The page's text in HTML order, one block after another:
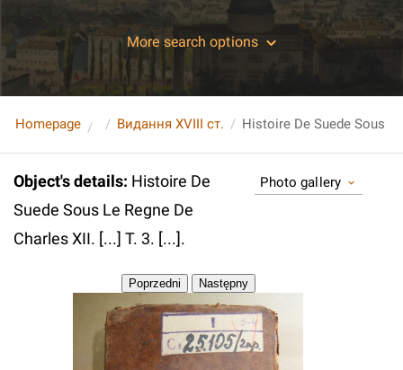
More search options
Homepage Видання XVIII ст.
Object's details: Histoire De
Suede Sous Le Regne De
Charles XII. [...] T. 3. [...].
Photo gallery